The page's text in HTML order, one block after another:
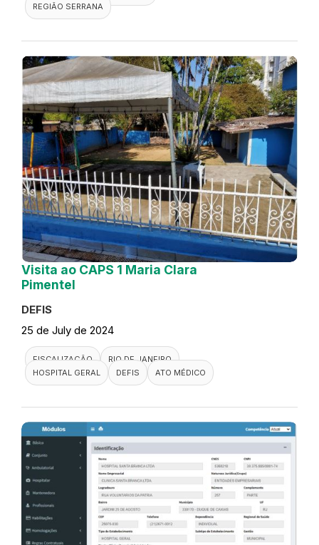
REGIÃO SERRANA
Visita ao CAPS 1 Maria Clara
Pimentel
DEFIS
25 de July de 2024
FISCALIZAÇÃO
RIO DE JANEIRO
HOSPITAL GERAL
DEFIS ATO MÉDICO